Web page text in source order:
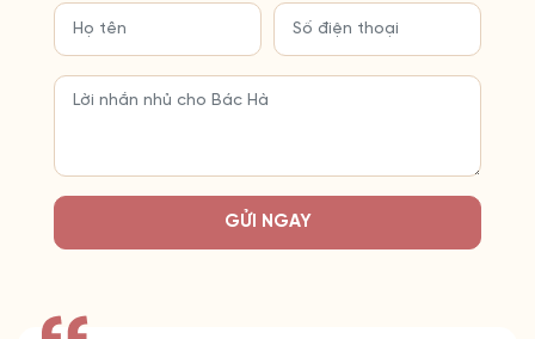
GỬI NGAY